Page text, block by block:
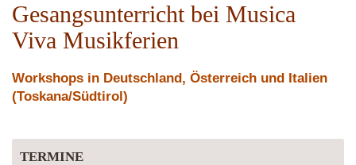
Gesangsunterricht bei Musica
Viva Musikferien
Workshops in Deutschland, Österreich und Italien
(Toskana/Südtirol)
TERMINE